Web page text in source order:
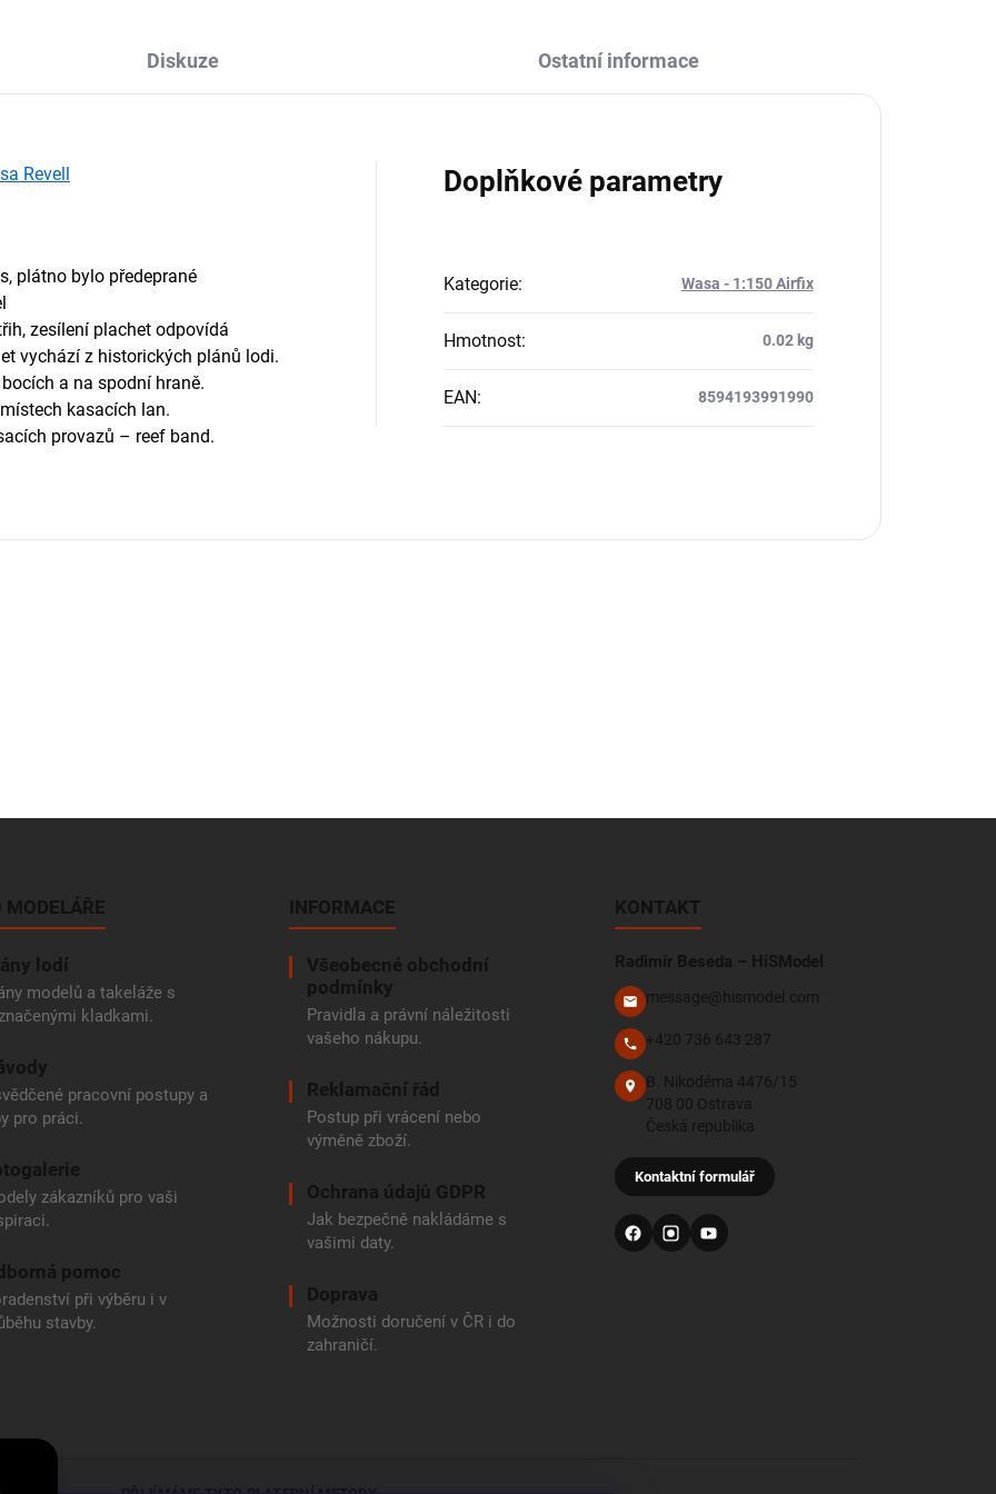
Diskuze Ostatní informace
Revell
plátno bylo předeprané
zesílení plachet odpovídá
vychází z historických plánů lodi.
a na spodní hraně.
kasacích lan.
provazů – reef band.
Doplňkové parametry
Kategorie: Wasa - 1:150 Airfix
Hmotnost: 0.02 kg
EAN: 8594193991990
MODELÁŘE
lodí
modelů a takeláže s
kladkami.
pracovní postupy a
pro práci.
zákazníků pro vaši
pomoc
při výběru i v
stavby.
INFORMACE
Všeobecné obchodní
podmínky
Pravidla a právní náležitosti
vašeho nákupu.
Reklamační řád
Postup při vrácení nebo
výměně zboží.
Ochrana údajů GDPR
Jak bezpečně nakládáme s
vašimi daty.
Doprava
Možnosti doručení v ČR i do
zahraničí.
KONTAKT
Radimír Beseda – HiSModel
message@hismodel.com
+420 736 643 287
B. Nikodéma 4476/15
708 00 Ostrava
Česká republika
Kontaktní formulář